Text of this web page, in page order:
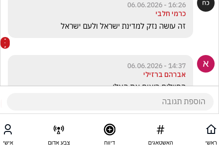
16:26 - 06.06.2026
כרמי חלבי
זה עושה נזק למדינת ישראל ולעם ישראל
14:37 - 06.06.2026
אברהם ברזילי
החיילים רואים את האלי
ראשי האשטאגים דיווח צבע אדום אישי